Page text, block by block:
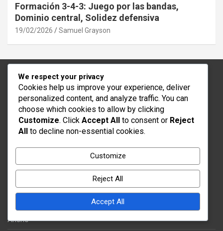
Formación 3-4-3: Juego por las bandas,
Dominio central, Solidez defensiva
19/02/2026 Samuel Grayson
Legal
Contáctanos
Quiénes somos
Política de privacidad
Acuerdo de usuario
Publicaciones recientes
Formación 3-4-3: Posicionamiento de Jugadores, Espaciado,
Ancho
We respect your privacy
Cookies help us improve your experience, deliver
personalized content, and analyze traffic. You can
choose which cookies to allow by clicking
Customize. Click Accept All to consent or Reject
All to decline non-essential cookies.
Customize
Reject All
Accept All